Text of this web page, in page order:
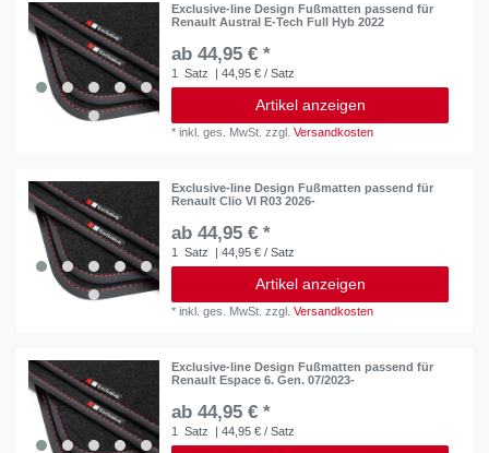
Exclusive-line Design Fußmatten passend für
Renault Austral E-Tech Full Hyb 2022
ab 44,95 € *
1 Satz | 44,95 € / Satz
Artikel anzeigen
*inkl. ges. MwSt. zzgl.Versandkosten
Exclusive-line Design Fußmatten passend für
Renault Clio VI R03 2026-
ab 44,95 € *
1 Satz | 44,95 € / Satz
Artikel anzeigen
*inkl. ges. MwSt. zzgl.Versandkosten
Exclusive-line Design Fußmatten passend für
Renault Espace 6. Gen. 07/2023-
ab 44,95 € *
1 Satz | 44,95 € / Satz